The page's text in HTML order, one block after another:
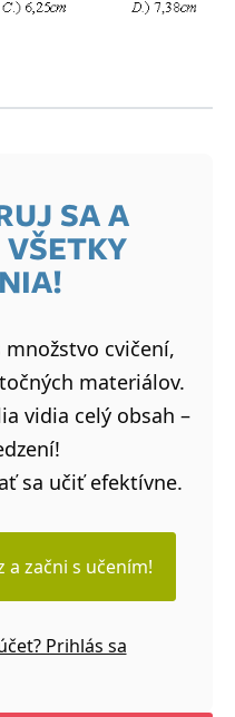
SA A
cvičení,
materiálov.
vidia celý obsah –
sa učiť efektívne.
začni s učením!
Prihlás sa